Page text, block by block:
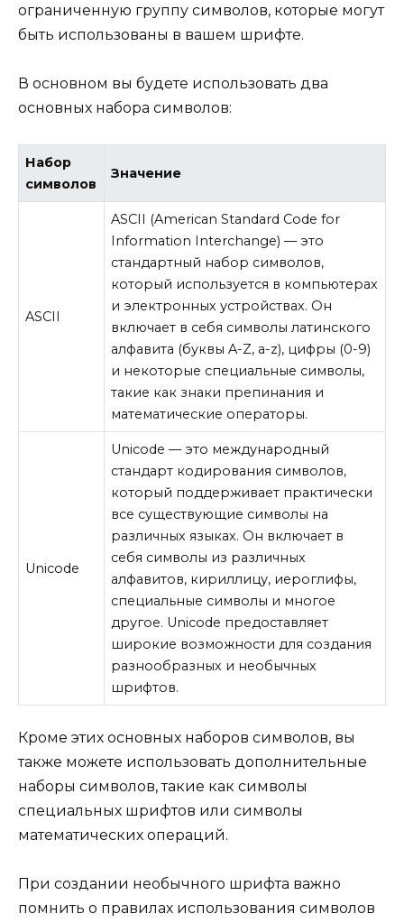
ограниченную группу символов, которые могут
быть использованы в вашем шрифте.
В основном вы будете использовать два
основных набора символов:
Набор
символов
Значение
ASCII
ASCII (American Standard Code for
Information Interchange) — это
стандартный набор символов,
который используется в компьютерах
и электронных устройствах. Он
включает в себя символы латинского
алфавита (буквы A-Z, a-z), цифры (0-9)
и некоторые специальные символы,
такие как знаки препинания и
математические операторы.
Unicode
Unicode — это международный
стандарт кодирования символов,
который поддерживает практически
все существующие символы на
различных языках. Он включает в
себя символы из различных
алфавитов, кириллицу, иероглифы,
специальные символы и многое
другое. Unicode предоставляет
широкие возможности для создания
разнообразных и необычных
шрифтов.
Кроме этих основных наборов символов, вы
также можете использовать дополнительные
наборы символов, такие как символы
специальных шрифтов или символы
математических операций.
При создании необычного шрифта важно
помнить о правилах использования символов